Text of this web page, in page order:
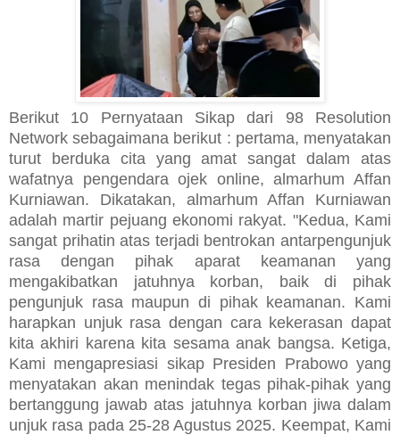
Berikut 10 Pernyataan Sikap dari 98 Resolution
Network sebagaimana berikut : pertama, menyatakan
turut berduka cita yang amat sangat dalam atas
wafatnya pengendara ojek online, almarhum Affan
Kurniawan. Dikatakan, almarhum Affan Kurniawan
adalah martir pejuang ekonomi rakyat. "Kedua, Kami
sangat prihatin atas terjadi bentrokan antarpengunjuk
rasa dengan pihak aparat keamanan yang
mengakibatkan jatuhnya korban, baik di pihak
pengunjuk rasa maupun di pihak keamanan. Kami
harapkan unjuk rasa dengan cara kekerasan dapat
kita akhiri karena kita sesama anak bangsa. Ketiga,
Kami mengapresiasi sikap Presiden Prabowo yang
menyatakan akan menindak tegas pihak-pihak yang
bertanggung jawab atas jatuhnya korban jiwa dalam
unjuk rasa pada 25-28 Agustus 2025. Keempat, Kami